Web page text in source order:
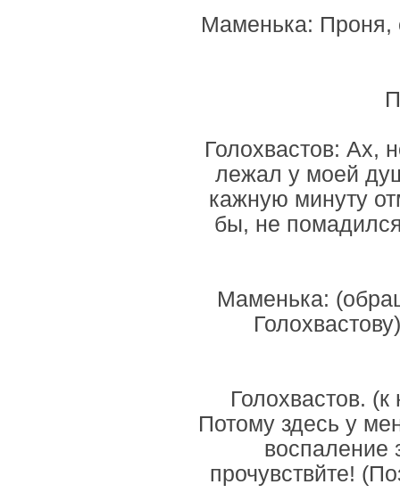
Маменька: Проня,
Голохвастов: Ах,
лежал у моей
кажную минуту
бы, не
Маменька:
Голохвастов.
Потому здесь у
воспаление
прочувствйте!